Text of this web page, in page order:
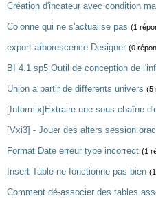
Création d'incateur avec condition
Colonne qui ne s'actualise pas (1
export arborescence Designer (0
BI 4.1 sp5 Outil de conception de
Union a partir de differents univers (5
[Informix]Extraire une sous-chaîne
[Vxi3] - Jouer des alters session
Format Date erreur type incorrect (1
Insert Table ne fonctionne pas bien
Comment dé-associer des tables